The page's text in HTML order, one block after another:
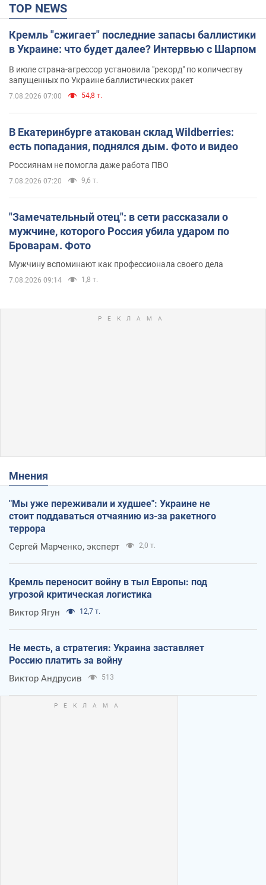
TOP NEWS
Кремль "сжигает" последние запасы баллистики
в Украине: что будет далее? Интервью с Шарпом
В июле страна-агрессор установила "рекорд" по количеству
запущенных по Украине баллистических ракет
7.08.2026 07:00 54,8 т.
В Екатеринбурге атакован склад Wildberries:
есть попадания, поднялся дым. Фото и видео
Россиянам не помогла даже работа ПВО
7.08.2026 07:20 9,6 т.
"Замечательный отец": в сети рассказали о
мужчине, которого Россия убила ударом по
Броварам. Фото
Мужчину вспоминают как профессионала своего дела
7.08.2026 09:14 1,8 т.
Мнения
"Мы уже переживали и худшее": Украине не
стоит поддаваться отчаянию из-за ракетного
террора
Сергей Марченко, эксперт 2,0 т.
Кремль переносит войну в тыл Европы: под
угрозой критическая логистика
Виктор Ягун 12,7 т.
Не месть, а стратегия: Украина заставляет
Россию платить за войну
Виктор Андрусив 513